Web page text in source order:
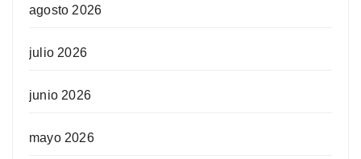
agosto 2026
julio 2026
junio 2026
mayo 2026